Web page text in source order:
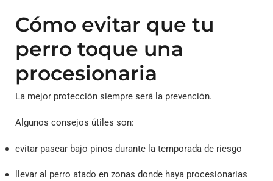
Cómo evitar que tu
perro toque una
procesionaria
La mejor protección siempre será la prevención.
Algunos consejos útiles son:
evitar pasear bajo pinos durante la temporada de riesgo
llevar al perro atado en zonas donde haya procesionarias